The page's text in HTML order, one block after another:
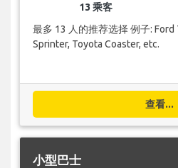
13 乘客
最多 13 人的推荐选择 例子:
Sprinter, Toyota Coaster, etc.
查看...
小型巴士